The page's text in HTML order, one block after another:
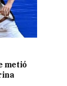
metió